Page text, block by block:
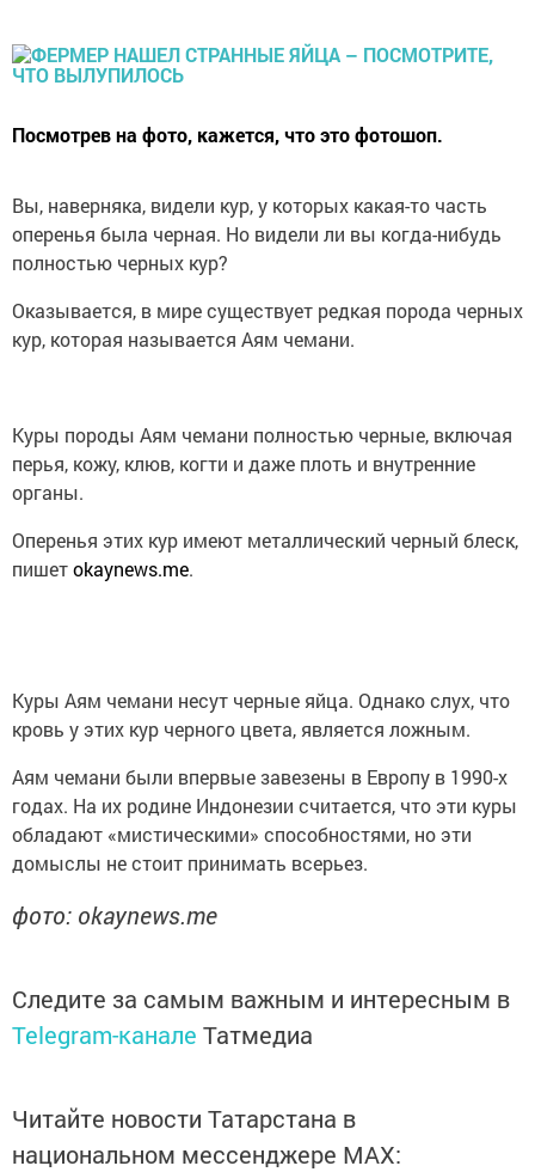
Посмотрев на фото, кажется, что это фотошоп.
Вы, наверняка, видели кур, у которых какая-то часть
оперенья была черная. Но видели ли вы когда-нибудь
полностью черных кур?
Оказывается, в мире существует редкая порода черных
кур, которая называется Аям чемани.
Куры породы Аям чемани полностью черные, включая
перья, кожу, клюв, когти и даже плоть и внутренние
органы.
Оперенья этих кур имеют металлический черный блеск,
пишетokaynews.me.
Куры Аям чемани несут черные яйца. Однако слух, что
кровь у этих кур черного цвета, является ложным.
Аям чемани были впервые завезены в Европу в 1990-х
годах. На их родине Индонезии считается, что эти куры
обладают «мистическими» способностями, но эти
домыслы не стоит принимать всерьез.
фото: okaynews.me
Следите за самым важным и интересным в
Telegram-канале Татмедиа
Читайте новости Татарстана в
национальном мессенджере MАХ: